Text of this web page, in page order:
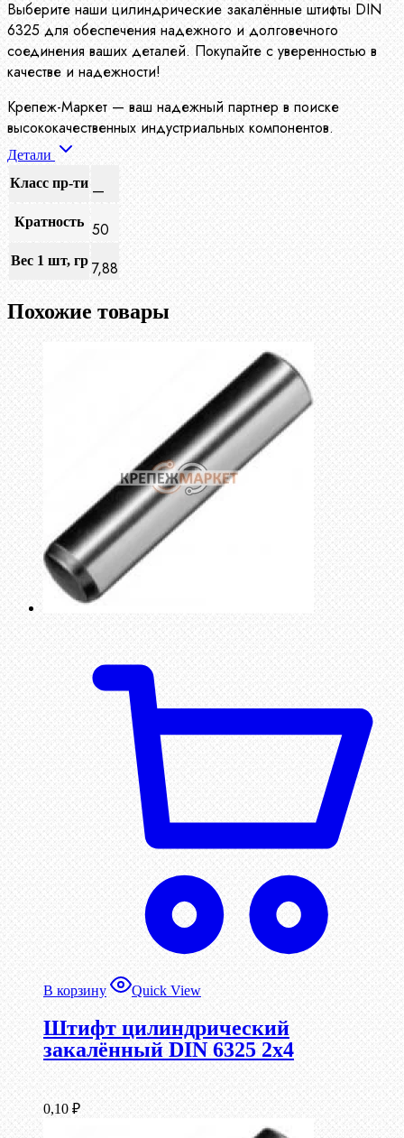
Выберите наши цилиндрические закалённые штифты DIN
6325 для обеспечения надежного и долговечного
соединения ваших деталей. Покупайте с уверенностью в
качестве и надежности!
Крепеж-Маркет — ваш надежный партнер в поиске
высококачественных индустриальных компонентов.
Детали
Класс пр-ти —
Кратность 50
Вес 1 шт, гр 7,88
Похожие товары
В корзину Quick View
Штифт цилиндрический
закалённый DIN 6325 2х4
0,10 ₽